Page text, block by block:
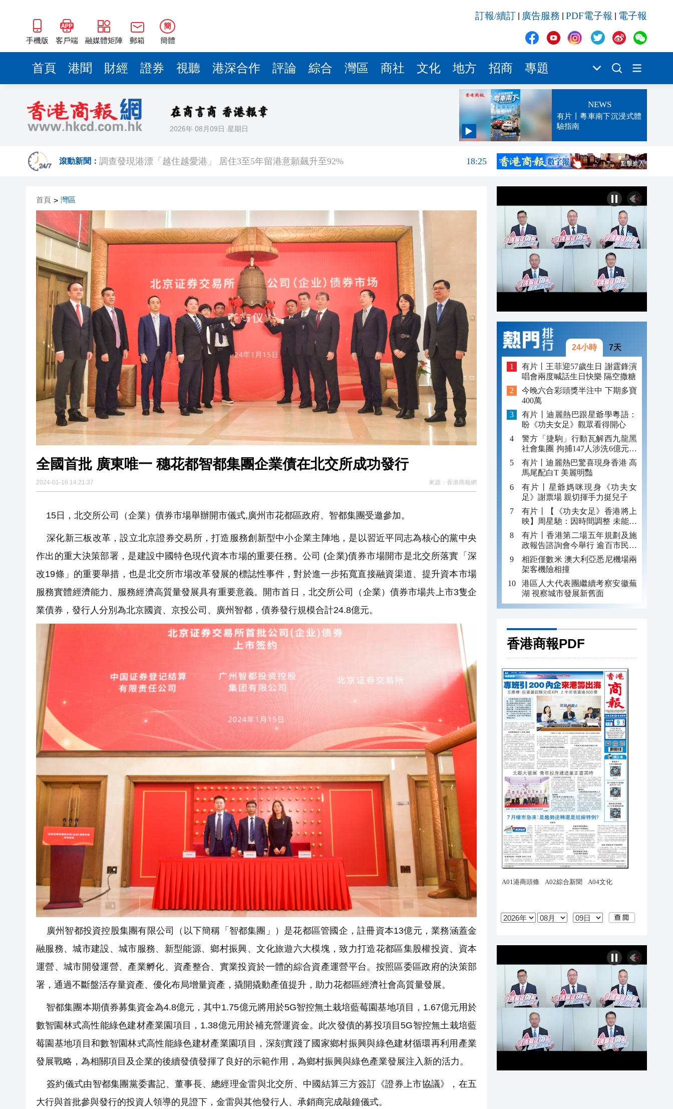
手機版 客戶端 融媒體矩陣 郵箱
簡
簡體
訂報/續訂 廣告服務 PDF電子報 電子報
首頁 港聞 財經 證券 視聽 港深合作 評論 綜合 灣區 商社 文化 地方 招商 專題
2026年 08月09日 星期日
NEWS
有片丨粵車南下沉浸式體
驗指南
滾動新聞：
有片 | 廣東省第十七屆運動會暨第十屆殘疾人運動會開幕式主題歌《心念山海》MV正式發布 18:50
調查發現港漂「越住越愛港」 居住3至5年留港意願飆升至92%
18:25
【商報評論】福州行 讀懂中國文旅升級之道——從文化根基到全球大市場 香港為何是那個
「關鍵變量」？
泰國國家旅遊局：高度重視中國遊客旅遊體驗 將完善產品和服務
有片丨90場諮詢會廣納民意 李家超：首份五年規劃 三季度揭盅
警方破獲新界北村屋爆竊集團 拘5男女涉款210萬元
首頁 > 灣區
全國首批 廣東唯一 穗花都智都集團企業債在北交所成功發行
2024-01-16 14:21:37 來源： 香港商報網
15日，北交所公司（企業）債券市場舉辦開市儀式,廣州市花都區政府、智都集團受邀參加。
深化新三板改革，設立北京證券交易所，打造服務創新型中小企業主陣地，是以習近平同志為核心的黨中央
作出的重大決策部署，是建設中國特色現代資本市場的重要任務。公司 (企業)債券市場開市是北交所落實「深
改19條」的重要舉措，也是北交所市場改革發展的標誌性事件，對於進一步拓寬直接融資渠道、提升資本市場
服務實體經濟能力、服務經濟高質量發展具有重要意義。開市首日，北交所公司（企業）債券市場共上市3隻企
業債券，發行人分別為北京國資、京投公司、廣州智都，債券發行規模合計24.8億元。
廣州智都投資控股集團有限公司（以下簡稱「智都集團」）是花都區管國企，註冊資本13億元，業務涵蓋金
融服務、城市建設、城市服務、新型能源、鄉村振興、文化旅遊六大模塊，致力打造花都區集股權投資、資本
運營、城市開發運營、產業孵化、資產整合、實業投資於一體的綜合資產運營平台。按照區委區政府的決策部
署，通過不斷盤活存量資產、優化布局增量資產，撬開撬動產值提升，助力花都區經濟社會高質量發展。
智都集團本期債券募集資金為4.8億元，其中1.75億元將用於5G智控無土栽培藍莓園基地項目，1.67億元用於
數智園林式高性能綠色建材產業園項目，1.38億元用於補充營運資金。此次發債的募投項目5G智控無土栽培藍
莓園基地項目和數智園林式高性能綠色建材產業園項目，深刻實踐了國家鄉村振興與綠色建材循環再利用產業
發展戰略，為相關項目及企業的後續發債發揮了良好的示範作用，為鄉村振興與綠色產業發展注入新的活力。
簽約儀式由智都集團黨委書記、董事長、總經理金雷與北交所、中國結算三方簽訂《證券上市協議》，在五
大行與首批參與發行的投資人領導的見證下，金雷與其他發行人、承銷商完成敲鐘儀式。
24小時 7天
有片丨王菲迎57歲生日 謝霆鋒演
唱會兩度喊話生日快樂 隔空撒糖
今晚六合彩頭獎半注中 下期多寶
400萬
有片丨迪麗熱巴跟星爺學粵語：
盼《功夫女足》觀眾看得開心
警方「捷駒」行動瓦解西九龍黑
社會集團 拘捕147人涉洗6億元黑
錢
有片丨迪麗熱巴驚喜現身香港 高
馬尾配白T 美麗明豔
有片丨星爺媽咪現身《功夫女
足》謝票場 親切揮手力挺兒子
有片丨【《功夫女足》香港將上
映】周星馳：因時間調整 未能製
作粵語版 對此深表遺憾
有片丨香港第二場五年規劃及施
政報告諮詢會今舉行 逾百市民出
席
相距僅數米 澳大利亞悉尼機場兩
架客機險相撞
港區人大代表團繼續考察安徽蕪
湖 視察城市發展新舊面
香港商報PDF